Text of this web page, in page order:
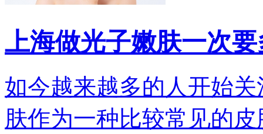
上海做光子嫩肤一次
如今越来越多的人开始
肤作为一种比较常见的